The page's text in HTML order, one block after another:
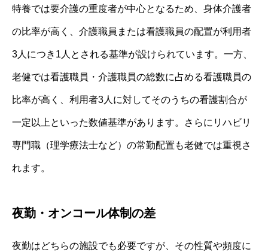
特養では要介護の重度者が中心となるため、身体介護者
の比率が高く、介護職員または看護職員の配置が利用者
3人につき1人とされる基準が設けられています。一方、
老健では看護職員・介護職員の総数に占める看護職員の
比率が高く、利用者3人に対してそのうちの看護割合が
一定以上といった数値基準があります。さらにリハビリ
専門職（理学療法士など）の常勤配置も老健では重視さ
れます。
夜勤・オンコール体制の差
夜勤はどちらの施設でも必要ですが、その性質や頻度に